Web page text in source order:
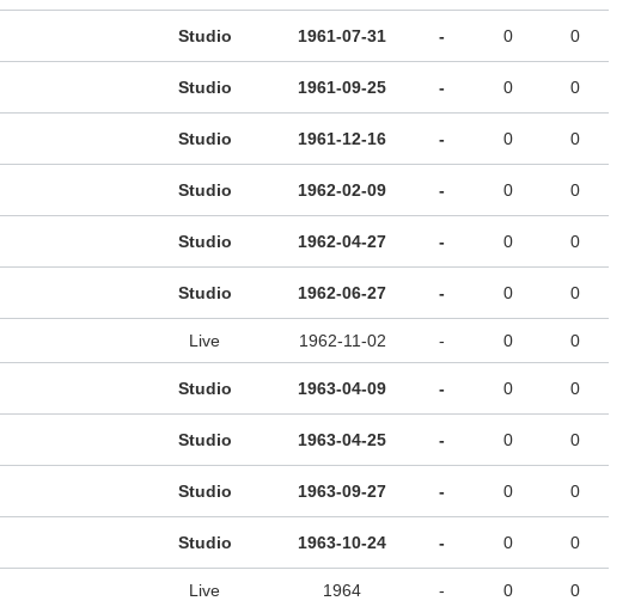
Studio 1961-07-31 - 0 0
Studio 1961-09-25 - 0 0
Studio 1961-12-16 - 0 0
Studio 1962-02-09 - 0 0
Studio 1962-04-27 - 0 0
Studio 1962-06-27 - 0 0
Live 1962-11-02 - 0 0
Studio 1963-04-09 - 0 0
Studio 1963-04-25 - 0 0
Studio 1963-09-27 - 0 0
Studio 1963-10-24 - 0 0
Live 1964 - 0 0